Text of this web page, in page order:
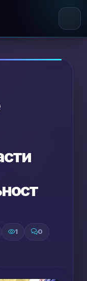
1 0